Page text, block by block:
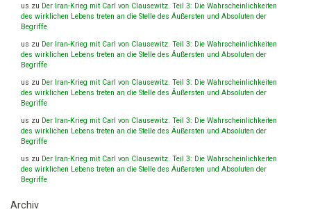
us zu Der Iran-Krieg mit Carl von Clausewitz. Teil 3: Die Wahrscheinlichkeiten
des wirklichen Lebens treten an die Stelle des Äußersten und Absoluten der
Begriffe
us zu Der Iran-Krieg mit Carl von Clausewitz. Teil 3: Die Wahrscheinlichkeiten
des wirklichen Lebens treten an die Stelle des Äußersten und Absoluten der
Begriffe
us zu Der Iran-Krieg mit Carl von Clausewitz. Teil 3: Die Wahrscheinlichkeiten
des wirklichen Lebens treten an die Stelle des Äußersten und Absoluten der
Begriffe
us zu Der Iran-Krieg mit Carl von Clausewitz. Teil 3: Die Wahrscheinlichkeiten
des wirklichen Lebens treten an die Stelle des Äußersten und Absoluten der
Begriffe
us zu Der Iran-Krieg mit Carl von Clausewitz. Teil 3: Die Wahrscheinlichkeiten
des wirklichen Lebens treten an die Stelle des Äußersten und Absoluten der
Begriffe
Archiv